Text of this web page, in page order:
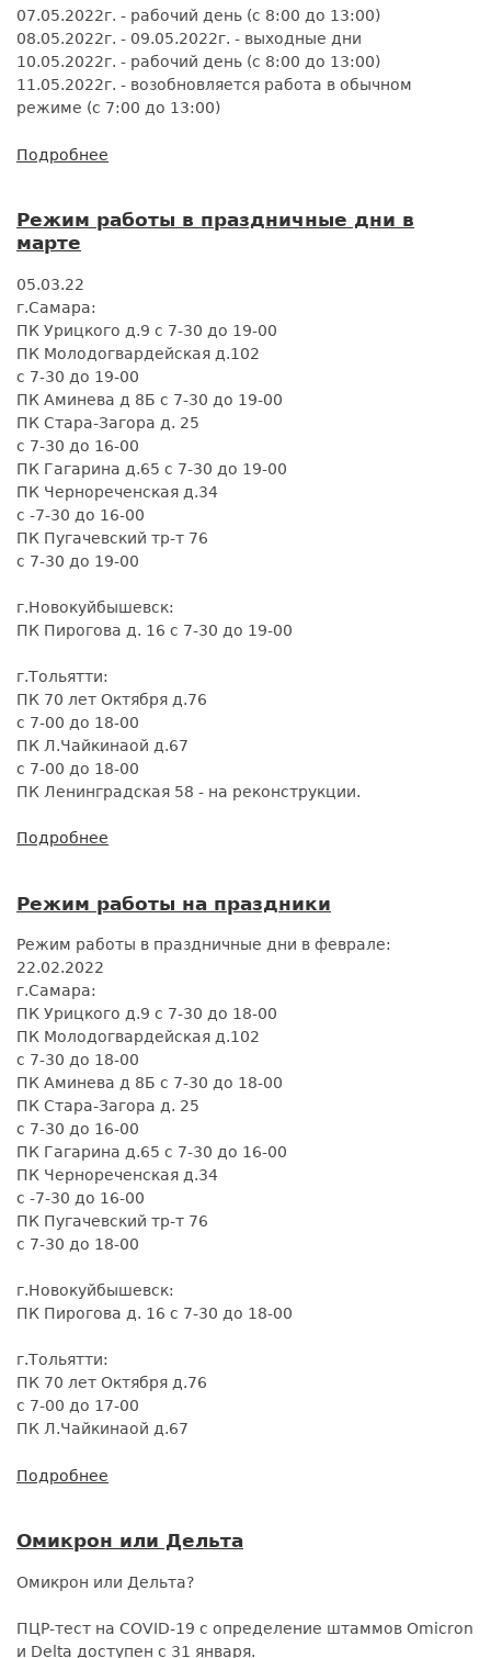
07.05.2022г. - рабочий день (с 8:00 до 13:00)
08.05.2022г. - 09.05.2022г. - выходные дни
10.05.2022г. - рабочий день (с 8:00 до 13:00)
11.05.2022г. - возобновляется работа в обычном
режиме (с 7:00 до 13:00)
Подробнее
в
Режим работы в праздничные дни в
марте
05.03.22
г.Самара:
ПК Урицкого д.9 с 7-30 до 19-00
ПК Молодогвардейская д.102
с 7-30 до 19-00
ПК Аминева д 8Б с 7-30 до 19-00
ПК Стара-Загора д. 25
с 7-30 до 16-00
ПК Гагарина д.65 с 7-30 до 19-00
ПК Чернореченская д.34
с -7-30 до 16-00
ПК Пугачевский тр-т 76
с 7-30 до 19-00
г.Новокуйбышевск:
ПК Пирогова д. 16 с 7-30 до 19-00
г.Тольятти:
ПК 70 лет Октября д.76
с 7-00 до 18-00
ПК Л.Чайкинаой д.67
с 7-00 до 18-00
ПК Ленинградская 58 - на реконструкции.
Подробнее
в
дни
Режим работы на праздники
Режим работы в праздничные дни в феврале:
22.02.2022
г.Самара:
ПК Урицкого д.9 с 7-30 до 18-00
ПК Молодогвардейская д.102
с 7-30 до 18-00
ПК Аминева д 8Б с 7-30 до 18-00
ПК Стара-Загора д. 25
с 7-30 до 16-00
ПК Гагарина д.65 с 7-30 до 16-00
ПК Чернореченская д.34
с -7-30 до 16-00
ПК Пугачевский тр-т 76
с 7-30 до 18-00
г.Новокуйбышевск:
ПК Пирогова д. 16 с 7-30 до 18-00
г.Тольятти:
ПК 70 лет Октября д.76
с 7-00 до 17-00
ПК Л.Чайкинаой д.67
Подробнее
на
Омикрон или Дельта
Омикрон или Дельта?
ПЦР-тест на COVID-19 с определение штаммов Omicron
и Delta доступен с 31 января.